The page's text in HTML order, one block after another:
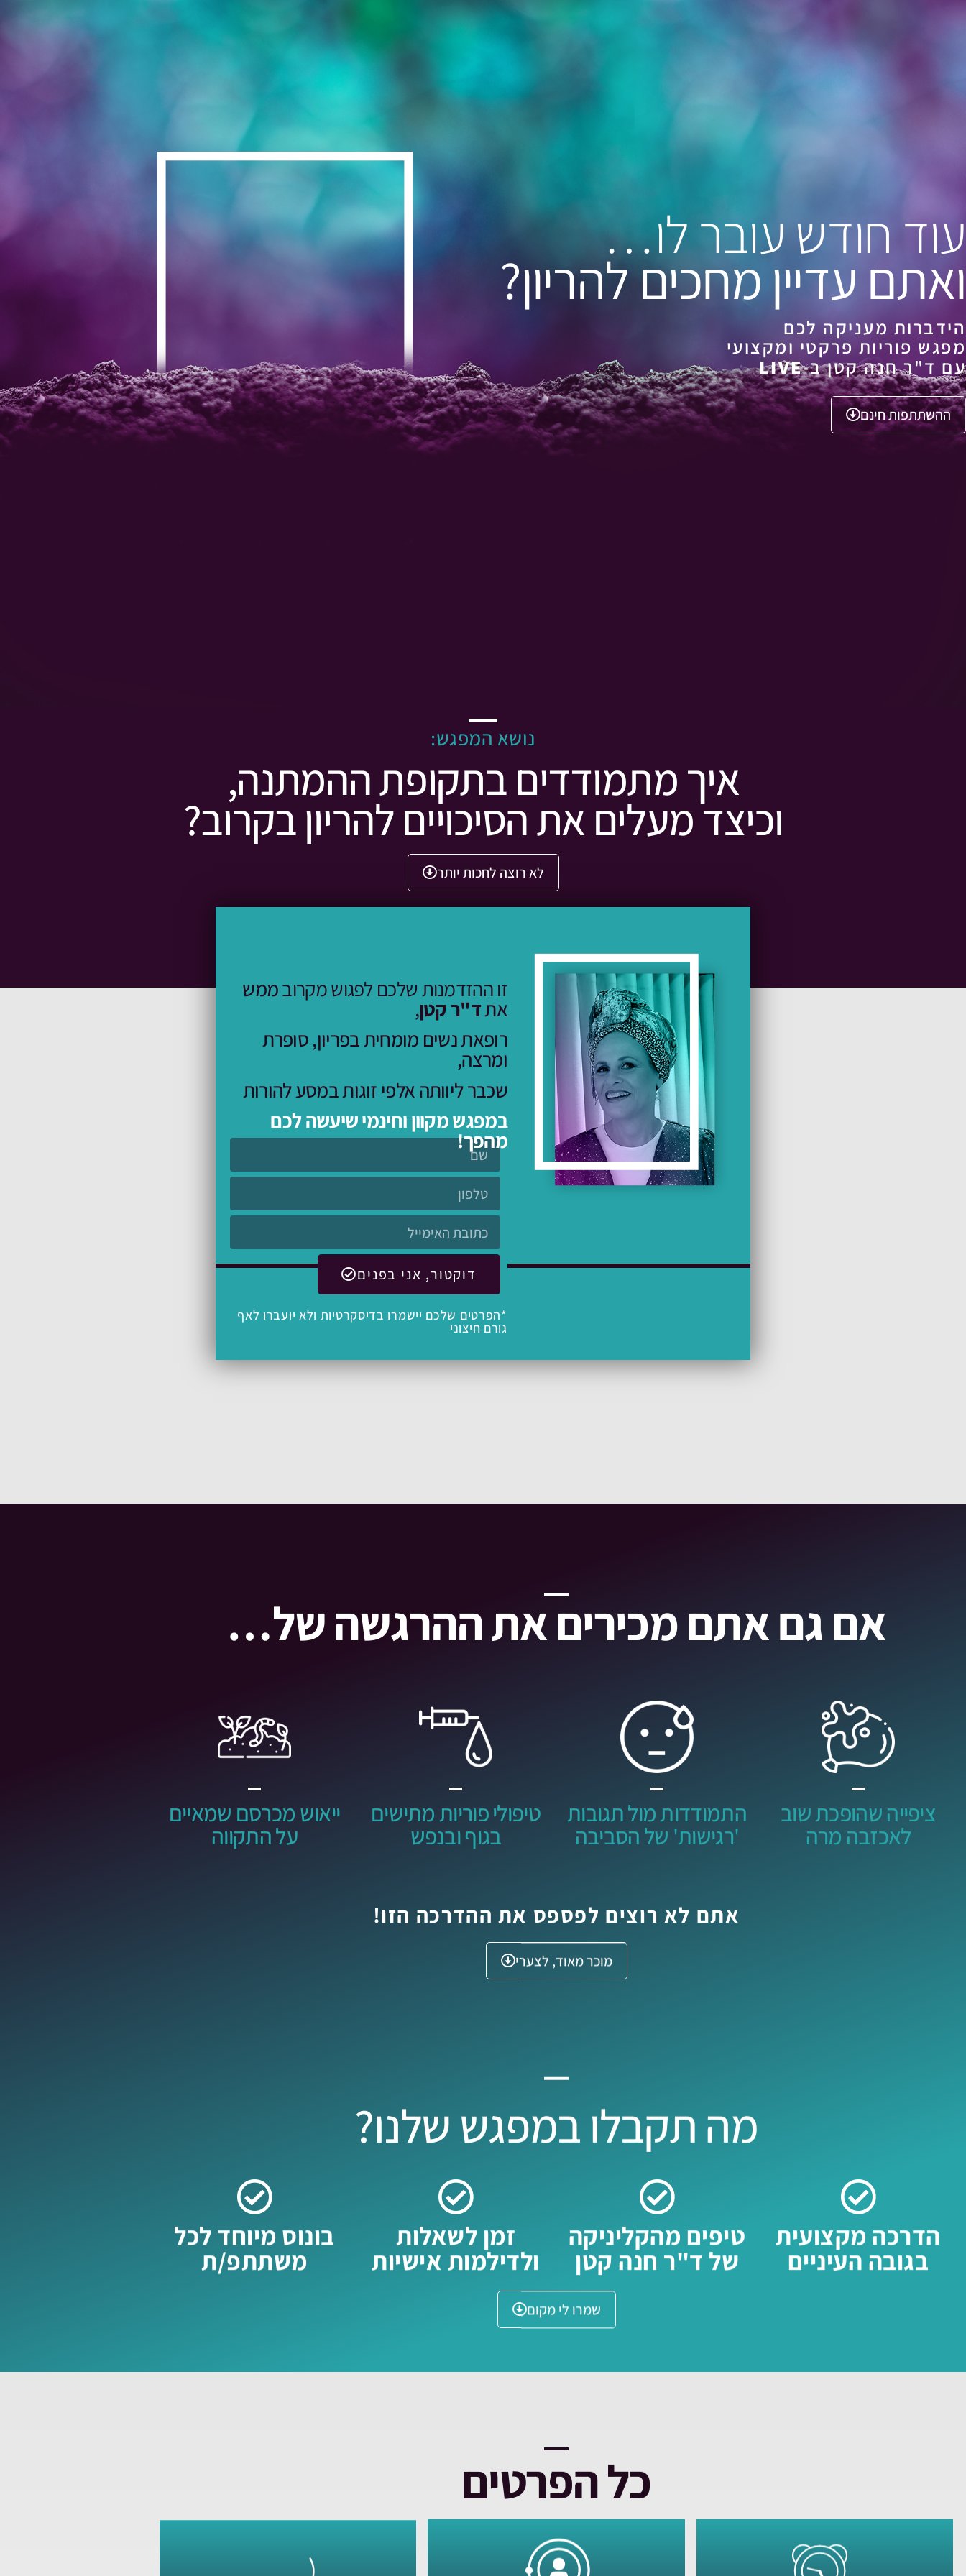
עוד חודש עובר לו…
ואתם עדיין מחכים להריון?
הידברות מעניקה לכם
מפגש פוריות פרקטי ומקצועי
עם ד"ר חנה קטן ב-LIVE
ההשתתפות חינם
נושא המפגש:
איך מתמודדים בתקופת ההמתנה,
וכיצד מעלים את הסיכויים להריון בקרוב?
לא רוצה לחכות יותר
זו ההזדמנות שלכם לפגוש מקרובממש
אתד"ר קטן,
רופאת נשים מומחית בפריון,סופרת
ומרצה,
שכבר ליוותה אלפי זוגות במסע להורות
במפגש מקוון וחינמי שיעשה לכם
מהפך!
דוקטור, אני בפנים
*הפרטים שלכם יישמרו בדיסקרטיות ולא יועברו לאף
גורם חיצוני
אם גם אתם מכירים את ההרגשה של…
ציפייה שהופכת שוב
לאכזבה מרה
התמודדות מול תגובות
'רגישות' של הסביבה
טיפולי פוריות מתישים
בגוף ובנפש
ייאוש מכרסם שמאיים
על התקווה
אתם לא רוצים לפספס את ההדרכה הזו!
מוכר מאוד, לצערי
מה תקבלו במפגש שלנו?
הדרכה מקצועית
בגובה העיניים
טיפים מהקליניקה
של ד"ר חנה קטן
זמן לשאלות
ולדילמות אישיות
בונוס מיוחד לכל
משתתפ/ת
שמרו לי מקום
כל הפרטים